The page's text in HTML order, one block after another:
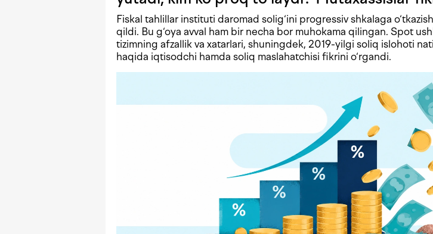
Fiskal tahlillar instituti daromad solig‘ini progressiv shkalaga
qildi. Bu g‘oya avval ham bir necha bor muhokama qilingan. Spot
tizimning afzallik va xatarlari, shuningdek, 2019-yilgi soliq islohoti
haqida iqtisodchi hamda soliq maslahatchisi fikrini o‘rgandi.